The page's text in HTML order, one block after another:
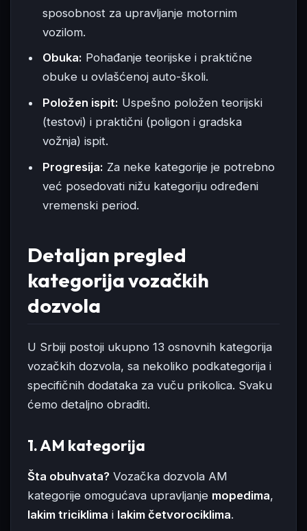
sposobnost za upravljanje motornim
vozilom.
Obuka: Pohađanje teorijske i praktične
obuke u ovlašćenoj auto-školi.
Položen ispit: Uspešno položen teorijski
(testovi) i praktični (poligon i gradska
vožnja) ispit.
Progresija: Za neke kategorije je potrebno
već posedovati nižu kategoriju određeni
vremenski period.
Detaljan pregled
kategorija vozačkih
dozvola
U Srbiji postoji ukupno 13 osnovnih kategorija
vozačkih dozvola, sa nekoliko podkategorija i
specifičnih dodataka za vuču prikolica. Svaku
ćemo detaljno obraditi.
1. AM kategorija
Šta obuhvata? Vozačka dozvola AM
kategorije omogućava upravljanje mopedima,
lakim triciklima i lakim četvorociklima.